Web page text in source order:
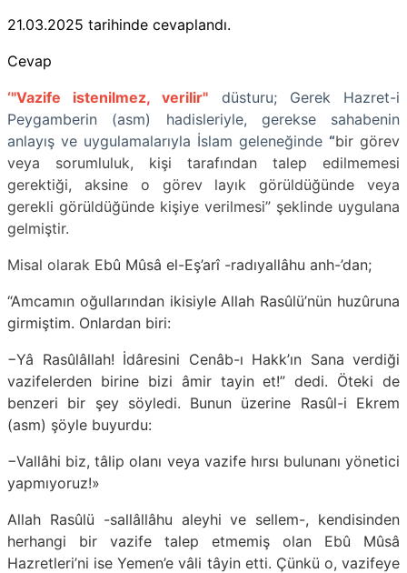
21.03.2025 tarihinde cevaplandı.
Cevap
‘"Vazife istenilmez, verilir" düsturu; Gerek Hazret-i
Peygamberin (asm) hadisleriyle, gerekse sahabenin
anlayış ve uygulamalarıyla İslam geleneğinde “bir görev
veya sorumluluk, kişi tarafından talep edilmemesi
gerektiği, aksine o görev layık görüldüğünde veya
gerekli görüldüğünde kişiye verilmesi” şeklinde uygulana
gelmiştir.
Misal olarak Ebû Mûsâ el-Eş’arî -radıyallâhu anh-’dan;
“Amcamın oğullarından ikisiyle Allah Rasûlü’nün huzûruna
girmiştim. Onlardan biri:
−Yâ Rasûlâllah! İdâresini Cenâb-ı Hakk’ın Sana verdiği
vazifelerden birine bizi âmir tayin et!” dedi. Öteki de
benzeri bir şey söyledi. Bunun üzerine Rasûl-i Ekrem
(asm) şöyle buyurdu:
−Vallâhi biz, tâlip olanı veya vazife hırsı bulunanı yönetici
yapmıyoruz!»
Allah Rasûlü -sallâllâhu aleyhi ve sellem-, kendisinden
herhangi bir vazife talep etmemiş olan Ebû Mûsâ
Hazretleri’ni ise Yemen’e vâli tâyin etti. Çünkü o, vazifeye